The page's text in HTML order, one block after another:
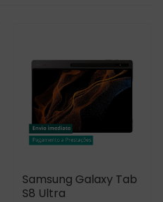
Samsung Galaxy Tab
S8 Ultra